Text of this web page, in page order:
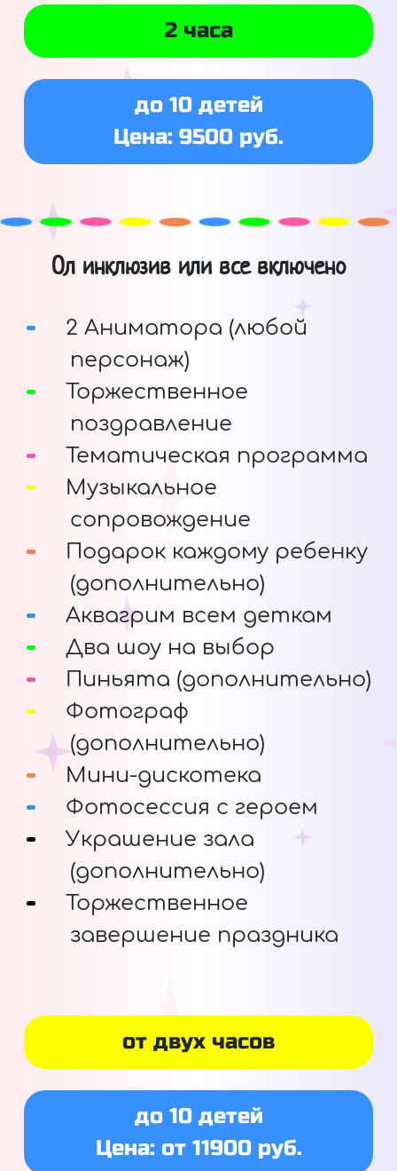
2 часа
до 10 детей
Цена: 9500 руб.
Ол инклюзив или все включено
2 Аниматора (любой
персонаж)
Торжественное
поздравление
Тематическая программа
Музыкальное
сопровождение
Подарок каждому ребенку
(дополнительно)
Аквагрим всем деткам
Два шоу на выбор
Пиньята (дополнительно)
Фотограф
(дополнительно)
Мини-дискотека
Фотосессия с героем
Украшение зала
(дополнительно)
Торжественное
завершение праздника
от двух часов
до 10 детей
Цена: от 11900 руб.